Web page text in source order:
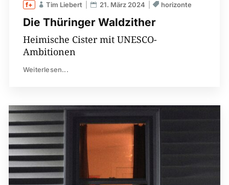
Die Thüringer Waldzither
Tim Liebert 21. März 2024 horizonte
Heimische Cister mit UNESCO-
Ambitionen
Weiterlesen...